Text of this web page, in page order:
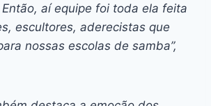
aí equipe foi toda ela feita
escultores, aderecistas que
nossas escolas de samba”,